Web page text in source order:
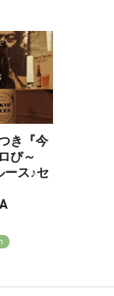
き『今
び～
ース♪セ